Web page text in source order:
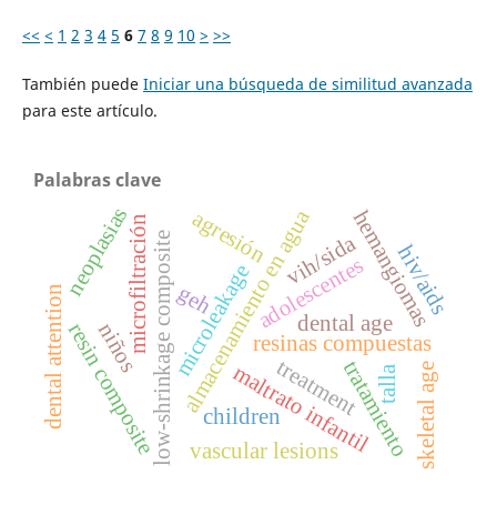
<< < 1 2 3 4 5 6 7 8 9 10 > >>
También puede Iniciar una búsqueda de similitud avanzada
para este artículo.
Palabras clave
microfiltración almacenamiento en aguaresinas compuestas
microleakage
low-shrinkage composite
resin composite maltrato infantil
agresión hemangiomas
niños
adolescentes
tratamiento
vascular lesions
childrentreatment
dental age
skeletal age
talla
vih/sida
neoplasias hiv/aids
dental attention geh